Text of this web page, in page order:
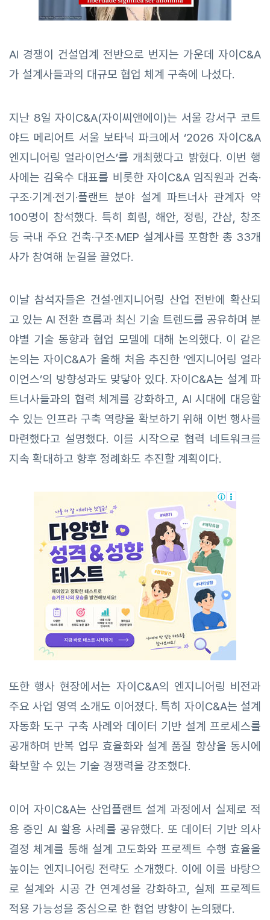
AI 경쟁이 건설업계 전반으로 번지는 가운데 자이C&A
가 설계사들과의 대규모 협업 체계 구축에 나섰다.
지난 8일 자이C&A(자이씨앤에이)는 서울 강서구 코트
야드 메리어트 서울 보타닉 파크에서 ‘2026 자이C&A
엔지니어링 얼라이언스’를 개최했다고 밝혔다. 이번 행
사에는 김욱수 대표를 비롯한 자이C&A 임직원과 건축·
구조·기계·전기·플랜트 분야 설계 파트너사 관계자 약
100명이 참석했다. 특히 희림, 해안, 정림, 간삼, 창조
등 국내 주요 건축·구조·MEP 설계사를 포함한 총 33개
사가 참여해 눈길을 끌었다.
이날 참석자들은 건설·엔지니어링 산업 전반에 확산되
고 있는 AI 전환 흐름과 최신 기술 트렌드를 공유하며 분
야별 기술 동향과 협업 모델에 대해 논의했다. 이 같은
논의는 자이C&A가 올해 처음 추진한 ‘엔지니어링 얼라
이언스’의 방향성과도 맞닿아 있다. 자이C&A는 설계 파
트너사들과의 협력 체계를 강화하고, AI 시대에 대응할
수 있는 인프라 구축 역량을 확보하기 위해 이번 행사를
마련했다고 설명했다. 이를 시작으로 협력 네트워크를
지속 확대하고 향후 정례화도 추진할 계획이다.
또한 행사 현장에서는 자이C&A의 엔지니어링 비전과
주요 사업 영역 소개도 이어졌다. 특히 자이C&A는 설계
자동화 도구 구축 사례와 데이터 기반 설계 프로세스를
공개하며 반복 업무 효율화와 설계 품질 향상을 동시에
확보할 수 있는 기술 경쟁력을 강조했다.
이어 자이C&A는 산업플랜트 설계 과정에서 실제로 적
용 중인 AI 활용 사례를 공유했다. 또 데이터 기반 의사
결정 체계를 통해 설계 고도화와 프로젝트 수행 효율을
높이는 엔지니어링 전략도 소개했다. 이에 이를 바탕으
로 설계와 시공 간 연계성을 강화하고, 실제 프로젝트
적용 가능성을 중심으로 한 협업 방향이 논의됐다.